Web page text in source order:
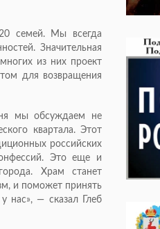
семей. Мы всегда
Значительная
из них проект
для возвращения
мы обсуждаем не
квартала. Этот
российских
Это еще и
Храм станет
и поможет принять
нас», — сказал Глеб